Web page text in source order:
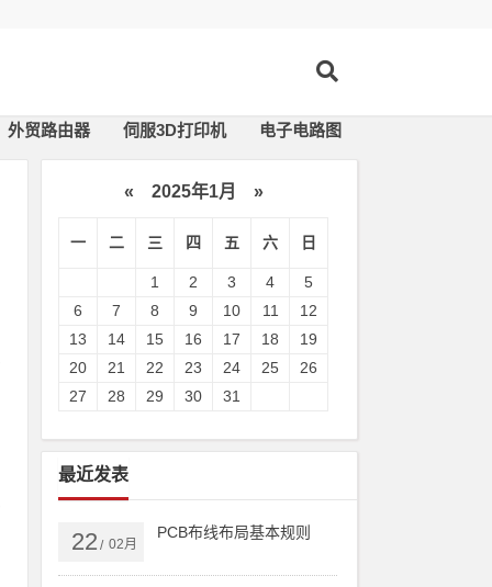
外贸路由器 伺服3D打印机 电子电路图
« 2025年1月 »
一 二 三 四 五 六 日
1 2 3 4
5
6
7 8 9 10 11
12
13
14 15 16 17 18
19
20
21 22 23 24 25
26
27
28 29 30 31
最近发表
22 / 02月
PCB布线布局基本规则